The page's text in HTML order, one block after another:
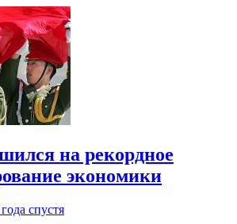
на рекордное
экономики
спустя